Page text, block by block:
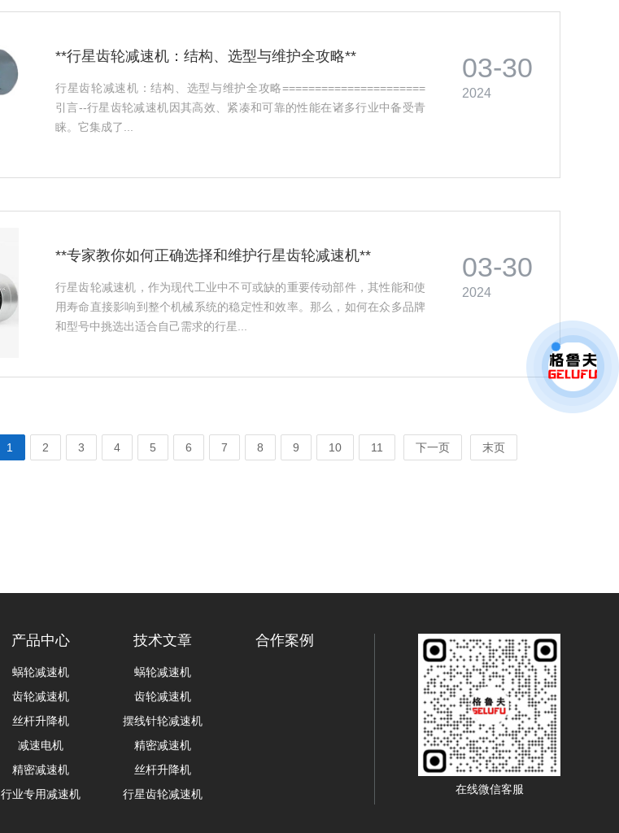
03-30
2024
**行星齿轮减速机：结构、选型与维护全攻略**
行星齿轮减速机：结构、选型与维护全攻略======================
引言--行星齿轮减速机因其高效、紧凑和可靠的性能在诸多行业中备受青
睐。它集成了...
03-30
2024
**专家教你如何正确选择和维护行星齿轮减速机**
行星齿轮减速机，作为现代工业中不可或缺的重要传动部件，其性能和使
用寿命直接影响到整个机械系统的稳定性和效率。那么，如何在众多品牌
和型号中挑选出适合自己需求的行星...
1 2 3 4 5 6 7 8 9 10 11 下一页 末页
产品中心
蜗轮减速机
齿轮减速机
丝杆升降机
减速电机
精密减速机
行业专用减速机
技术文章
蜗轮减速机
齿轮减速机
摆线针轮减速机
精密减速机
丝杆升降机
行星齿轮减速机
合作案例
在线微信客服